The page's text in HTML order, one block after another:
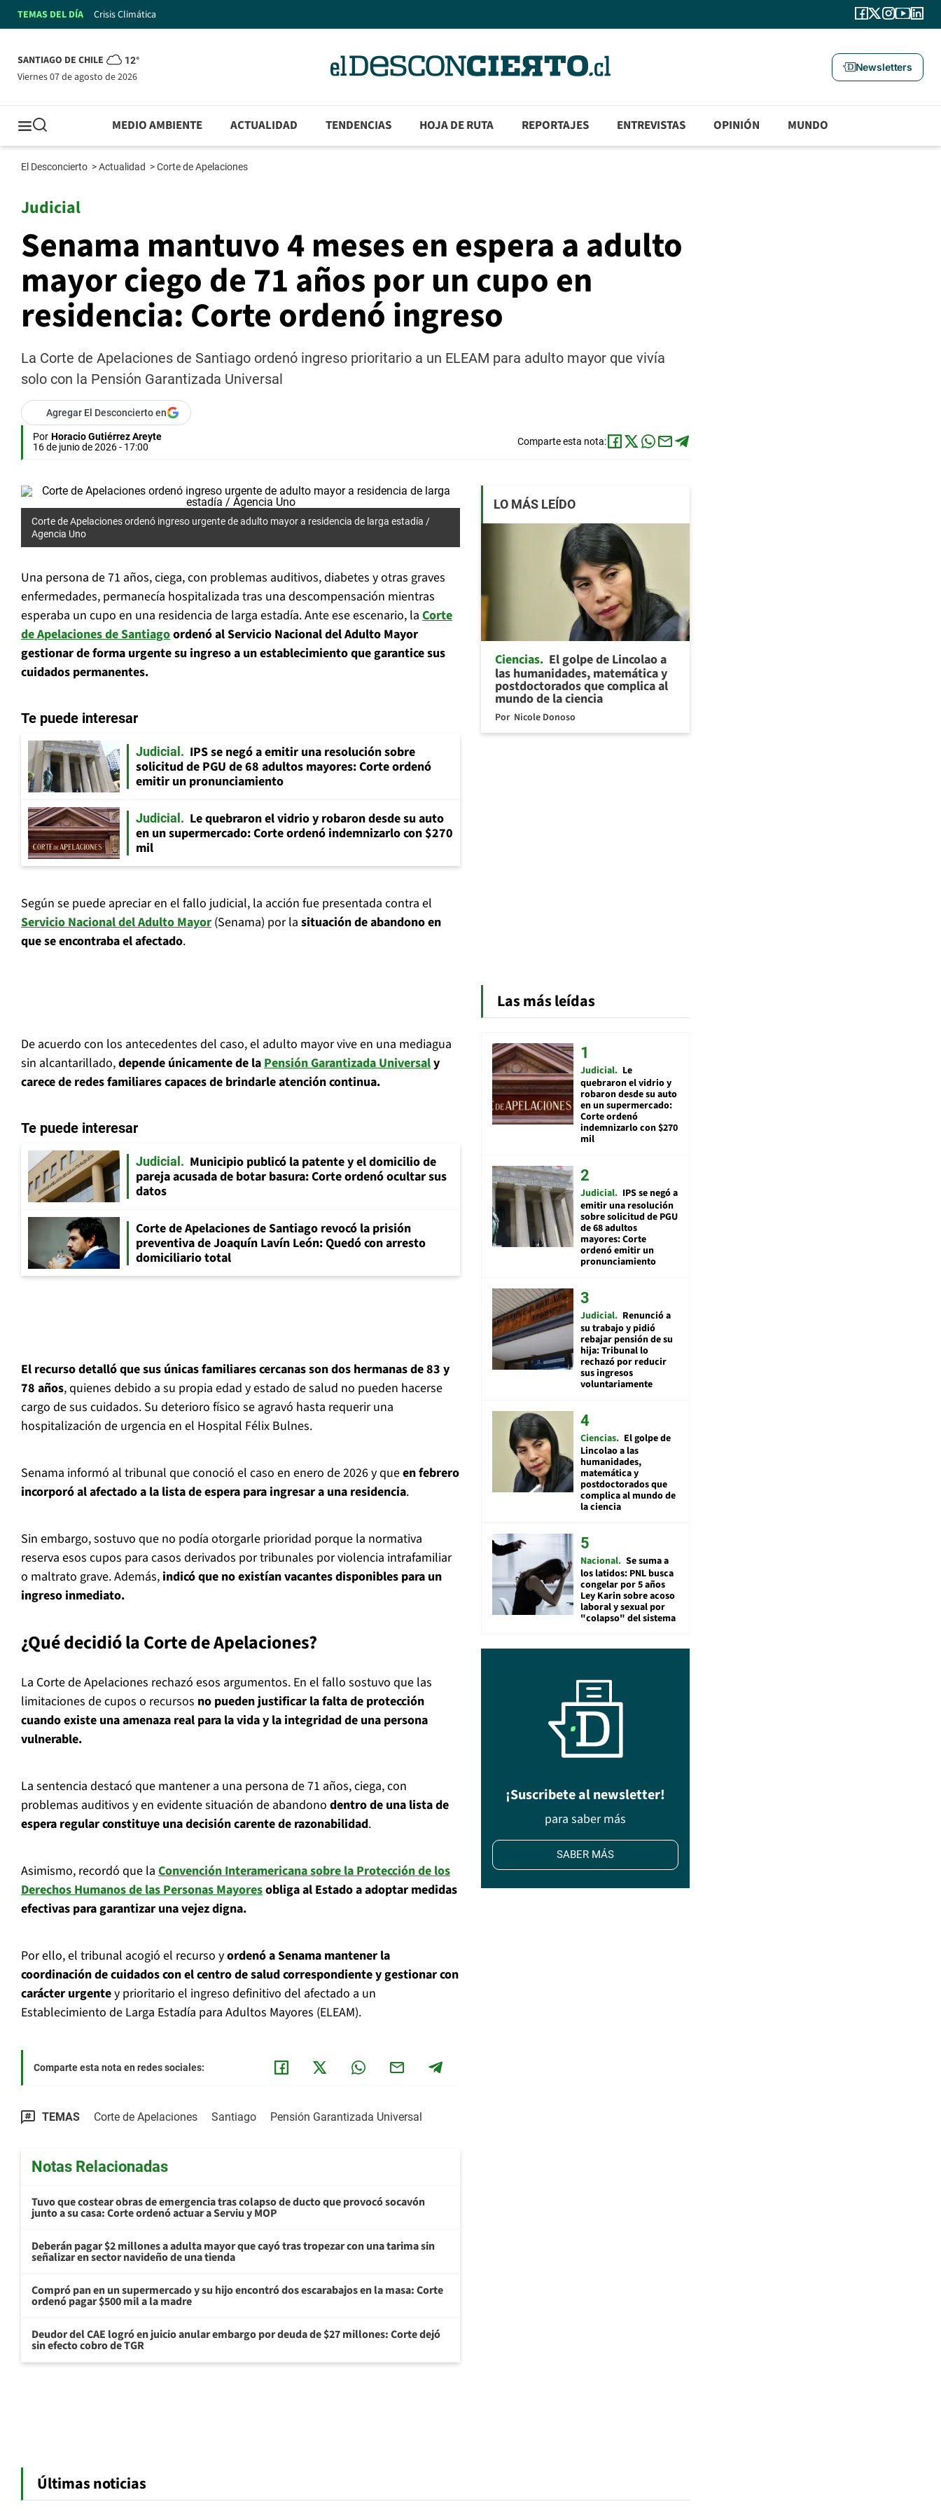
TEMAS DEL DÍA Crisis Climática
SANTIAGO DE CHILE 12°
viernes 07 de agosto de 2026
Newsletters
MEDIO AMBIENTE ACTUALIDAD TENDENCIAS HOJA DE RUTA REPORTAJES ENTREVISTAS OPINIÓN MUNDO
El Desconcierto >Actualidad >Corte de Apelaciones
Judicial
Senama mantuvo 4 meses en espera a adulto
mayor ciego de 71 años por un cupo en
residencia: Corte ordenó ingreso
La Corte de Apelaciones de Santiago ordenó ingreso prioritario a un ELEAM para adulto mayor que vivía
solo con la Pensión Garantizada Universal
Agregar El Desconcierto en
Por Horacio Gutiérrez Areyte
16 de junio de 2026 - 17:00
Comparte esta nota:
Corte de Apelaciones ordenó ingreso urgente de adulto mayor a residencia de larga estadía /
Agencia Uno
Una persona de 71 años, ciega, con problemas auditivos, diabetes y otras graves
enfermedades, permanecía hospitalizada tras una descompensación mientras
esperaba un cupo en una residencia de larga estadía. Ante ese escenario, la Corte
de Apelacionesde Santiagoordenó al Servicio Nacional del Adulto Mayor
gestionar de forma urgente su ingreso a un establecimiento que garantice sus
cuidados permanentes.
Te puede interesar
Judicial
IPS se negó a emitir una resolución sobre
solicitud de PGU de 68 adultos mayores: Corte ordenó
emitir un pronunciamiento
Judicial
Le quebraron el vidrio y robaron desde su auto
en un supermercado: Corte ordenó indemnizarlo con $270
mil
Según se puede apreciar en el fallo judicial, la acción fue presentada contra el
Servicio Nacional del Adulto Mayor (Senama) por la situación de abandono en
que se encontraba el afectado.
De acuerdo con los antecedentes del caso, el adulto mayor vive en una mediagua
sin alcantarillado,depende únicamente de laPensión Garantizada Universaly
carece de redes familiares capaces de brindarle atención continua.
Te puede interesar
Judicial
Municipio publicó la patente y el domicilio de
pareja acusada de botar basura: Corte ordenó ocultar sus
datos
Corte de Apelaciones de Santiago revocó la prisión
preventiva de Joaquín Lavín León: Quedó con arresto
domiciliario total
El recurso detalló que sus únicas familiares cercanas son dos hermanas de 83 y
78 años, quienes debido a su propia edad y estado de salud no pueden hacerse
cargo de sus cuidados. Su deterioro físico se agravó hasta requerir una
hospitalización de urgencia en el Hospital Félix Bulnes.
Senama informó al tribunal que conoció el caso en enero de 2026 y queen febrero
incorporó al afectado a la lista de espera para ingresar a una residencia.
Sin embargo, sostuvo que no podía otorgarle prioridad porque la normativa
reserva esos cupos para casos derivados por tribunales por violencia intrafamiliar
o maltrato grave. Además, indicó que no existían vacantes disponibles para un
ingreso inmediato.
¿Qué decidió la Corte de Apelaciones?
La Corte de Apelaciones rechazó esos argumentos. En el fallo sostuvo que las
limitaciones de cupos o recursos no pueden justificar la falta de protección
cuando existe una amenaza real para la vida y la integridad de una persona
vulnerable.
La sentencia destacó que mantener a una persona de 71 años, ciega, con
problemas auditivos y en evidente situación de abandono dentro de una lista de
espera regular constituye una decisión carente de razonabilidad.
Asimismo, recordó que la Convención Interamericana sobre la Protección de los
Derechos Humanos de las Personas Mayoresobliga al Estado a adoptar medidas
efectivas para garantizar una vejez digna.
Por ello, el tribunal acogió el recurso yordenó a Senama mantener la
coordinación de cuidados con el centro de salud correspondiente y gestionar con
carácter urgentey prioritario el ingreso definitivo del afectado a un
Establecimiento de Larga Estadía para Adultos Mayores (ELEAM).
Comparte esta nota en redes sociales:
TEMAS Corte de Apelaciones Santiago Pensión Garantizada Universal
Notas Relacionadas
Tuvo que costear obras de emergencia tras colapso de ducto que provocó socavón
junto a su casa: Corte ordenó actuar a Serviu y MOP
Deberán pagar $2 millones a adulta mayor que cayó tras tropezar con una tarima sin
señalizar en sector navideño de una tienda
Compró pan en un supermercado y su hijo encontró dos escarabajos en la masa: Corte
ordenó pagar $500 mil a la madre
Deudor del CAE logró en juicio anular embargo por deuda de $27 millones: Corte dejó
sin efecto cobro de TGR
LO MÁS LEÍDO
Ciencias El golpe de Lincolao a
las humanidades, matemática y
postdoctorados que complica al
mundo de la ciencia
Por Nicole Donoso
Las más leídas
Judicial Le
quebraron el vidrio y
robaron desde su auto
en un supermercado:
Corte ordenó
indemnizarlo con $270
mil
Judicial IPS se negó a
emitir una resolución
sobre solicitud de PGU
de 68 adultos
mayores: Corte
ordenó emitir un
pronunciamiento
Judicial Renunció a
su trabajo y pidió
rebajar pensión de su
hija: Tribunal lo
rechazó por reducir
sus ingresos
voluntariamente
Ciencias El golpe de
Lincolao a las
humanidades,
matemática y
postdoctorados que
complica al mundo de
la ciencia
Nacional Se suma a
los latidos: PNL busca
congelar por 5 años
Ley Karin sobre acoso
laboral y sexual por
"colapso" del sistema
¡Suscribete al newsletter!
para saber más
SABER MÁS
Últimas noticias